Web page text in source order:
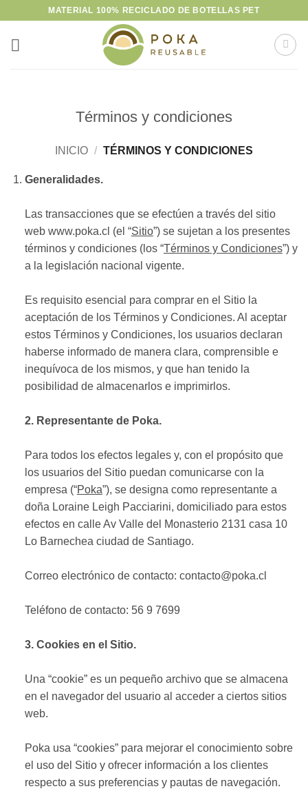
contenido
MATERIAL 100% RECICLADO DE BOTELLAS PET
Términos y condiciones
INICIO / TÉRMINOS Y CONDICIONES
Generalidades.
Las transacciones que se efectúen a través del sitio
web www.poka.cl (el “Sitio”) se sujetan a los presentes
términos y condiciones (los “Términos y Condiciones”) y
a la legislación nacional vigente.
Es requisito esencial para comprar en el Sitio la
aceptación de los Términos y Condiciones. Al aceptar
estos Términos y Condiciones, los usuarios declaran
haberse informado de manera clara, comprensible e
inequívoca de los mismos, y que han tenido la
posibilidad de almacenarlos e imprimirlos.
2. Representante de Poka.
Para todos los efectos legales y, con el propósito que
los usuarios del Sitio puedan comunicarse con la
empresa (“Poka”), se designa como representante a
doña Loraine Leigh Pacciarini, domiciliado para estos
efectos en calle Av Valle del Monasterio 2131 casa 10
Lo Barnechea ciudad de Santiago.
Correo electrónico de contacto: contacto@poka.cl
Teléfono de contacto: 56 9 7699
3. Cookies en el Sitio.
Una “cookie” es un pequeño archivo que se almacena
en el navegador del usuario al acceder a ciertos sitios
web.
Poka usa “cookies” para mejorar el conocimiento sobre
el uso del Sitio y ofrecer información a los clientes
respecto a sus preferencias y pautas de navegación.